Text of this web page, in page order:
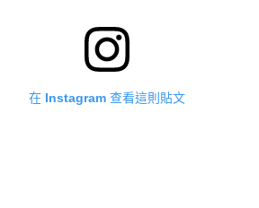
在 Instagram 查看這則貼文